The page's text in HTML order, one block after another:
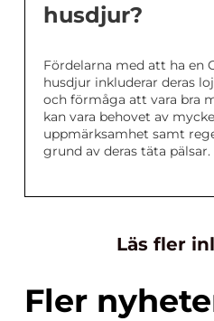
husdjur?
Fördelarna med att ha en
husdjur inkluderar deras
och förmåga att vara bra
kan vara behovet av
uppmärksamhet samt
grund av deras täta pälsar.
Läs fler
Fler